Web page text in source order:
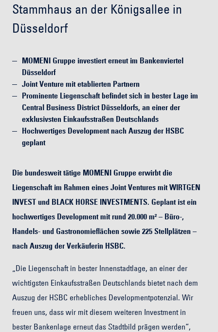
Stammhaus an der Königsallee in
Düsseldorf
MOMENI Gruppe investiert erneut im Bankenviertel
Düsseldorf
Joint Venture mit etablierten Partnern
Prominente Liegenschaft befindet sich in bester Lage im
Central Business District Düsseldorfs, an einer der
exklusivsten Einkaufsstraßen Deutschlands
Hochwertiges Development nach Auszug der HSBC
geplant
Die bundesweit tätige MOMENI Gruppe erwirbt die
Liegenschaft im Rahmen eines Joint Ventures mit WIRTGEN
INVEST und BLACK HORSE INVESTMENTS. Geplant ist ein
hochwertiges Development mit rund 20.000 m² – Büro-,
Handels- und Gastronomieflächen sowie 225 Stellplätzen –
nach Auszug der Verkäuferin HSBC.
„Die Liegenschaft in bester Innenstadtlage, an einer der
wichtigsten Einkaufsstraßen Deutschlands bietet nach dem
Auszug der HSBC erhebliches Developmentpotenzial. Wir
freuen uns, dass wir mit diesem weiteren Investment in
bester Bankenlage erneut das Stadtbild prägen werden“,